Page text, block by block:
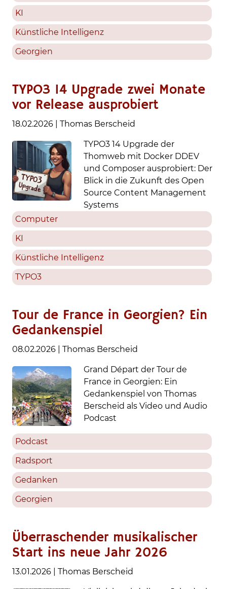
KI
Künstliche Intelligenz
Georgien
TYPO3 14 Upgrade zwei Monate
vor Release ausprobiert
18.02.2026 Thomas Berscheid
TYPO3 14 Upgrade der
Thomweb mit Docker DDEV
und Composer ausprobiert: Der
Blick in die Zukunft des Open
Source Content Management
Systems
Computer
KI
Künstliche Intelligenz
TYPO3
Tour de France in Georgien? Ein
Gedankenspiel
08.02.2026 Thomas Berscheid
Grand Départ der Tour de
France in Georgien: Ein
Gedankenspiel von Thomas
Berscheid als Video und Audio
Podcast
Podcast
Radsport
Gedanken
Georgien
Überraschender musikalischer
Start ins neue Jahr 2026
13.01.2026 Thomas Berscheid